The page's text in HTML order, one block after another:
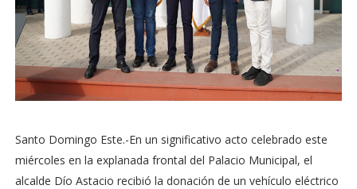
Santo Domingo Este.-En un significativo acto celebrado este
miércoles en la explanada frontal del Palacio Municipal, el
alcalde Dío Astacio recibió la donación de un vehículo eléctrico